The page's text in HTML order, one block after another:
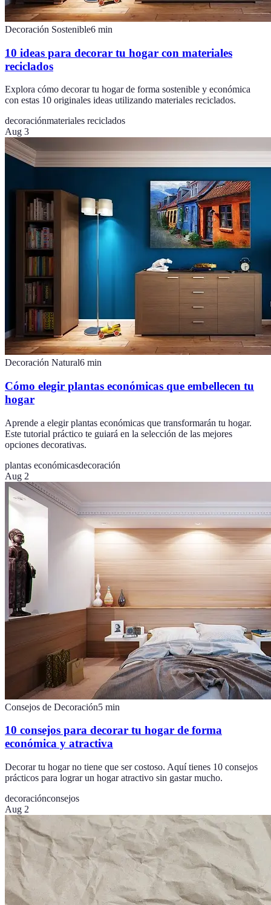
Decoración Sostenible6 min
10 ideas para decorar tu hogar con materiales
reciclados
Explora cómo decorar tu hogar de forma sostenible y económica
con estas 10 originales ideas utilizando materiales reciclados.
decoraciónmateriales reciclados
Aug 3
Decoración Natural6 min
Cómo elegir plantas económicas que embellecen tu
hogar
Aprende a elegir plantas económicas que transformarán tu hogar.
Este tutorial práctico te guiará en la selección de las mejores
opciones decorativas.
plantas económicasdecoración
Aug 2
Consejos de Decoración5 min
10 consejos para decorar tu hogar de forma
económica y atractiva
Decorar tu hogar no tiene que ser costoso. Aquí tienes 10 consejos
prácticos para lograr un hogar atractivo sin gastar mucho.
decoraciónconsejos
Aug 2